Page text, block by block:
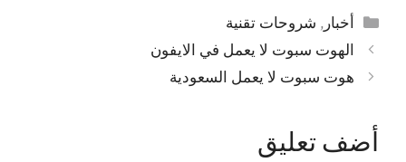
التصنيفات
أخبار, شروحات تقنية
الهوت سبوت لا يعمل في الايفون
هوت سبوت لا يعمل السعودية
أضف تعليق